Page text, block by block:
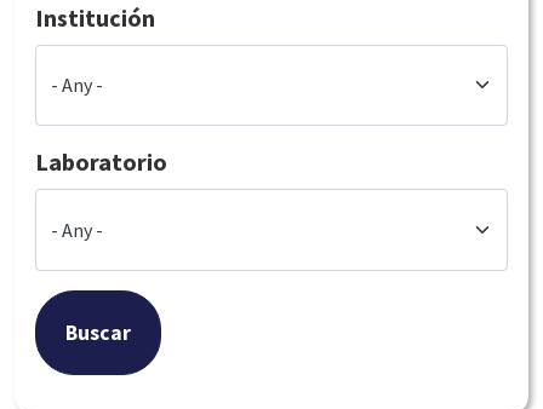
Institución
Laboratorio
Buscar